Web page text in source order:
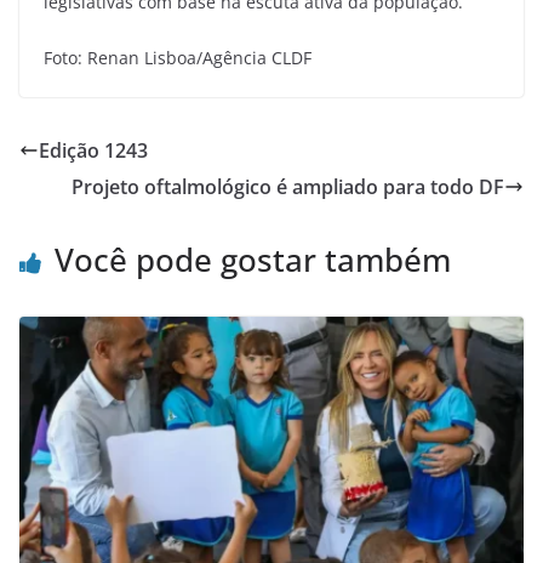
Foto: Renan Lisboa/Agência CLDF
Edição 1243
Projeto oftalmológico é ampliado para todo DF
Você pode gostar também